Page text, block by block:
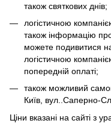
також святкових днів;
логістичною
також інформацію
можете подивитися
логістичною
попередній оплаті;
також можливий
Київ, вул..Саперно-
Ціни вказані на сайті з